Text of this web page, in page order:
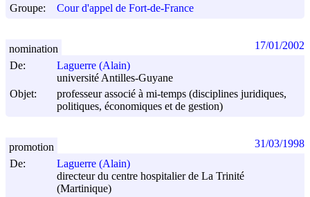
Groupe:
Cour d'appel de Fort-de-France
De:
Laguerre (Alain)
université Antilles-Guyane
Objet:
professeur associé à mi-temps (disciplines juridiques,
politiques, économiques et de gestion)
nomination 17/01/2002
De:
Laguerre (Alain)
directeur du centre hospitalier de La Trinité
(Martinique)
promotion 31/03/1998